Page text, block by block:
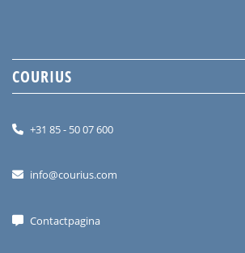
COURIUS
+31 85 - 50 07 600
info@courius.com
Contactpagina